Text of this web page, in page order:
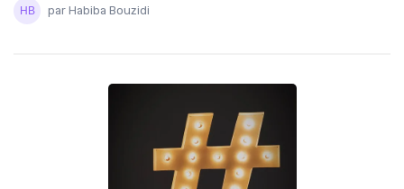
par Habiba Bouzidi